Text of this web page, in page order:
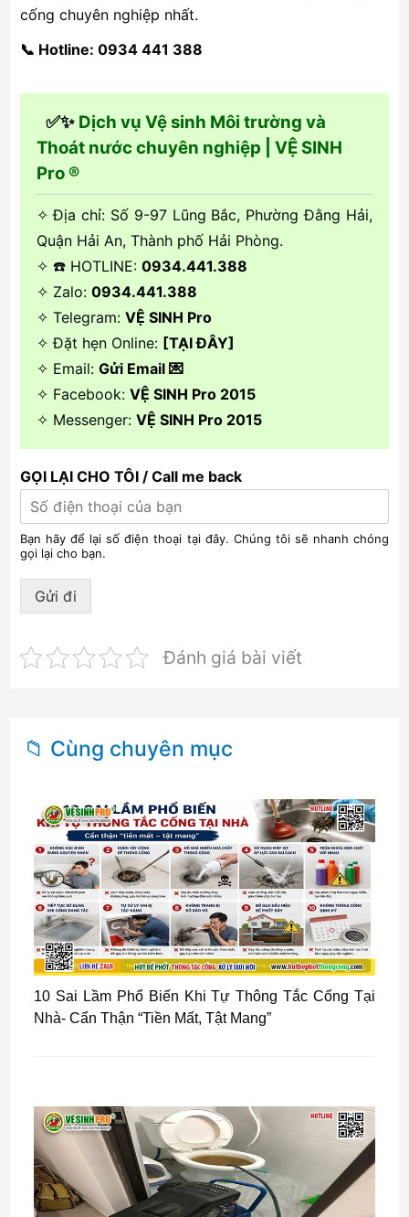
cống chuyên nghiệp nhất.
📞 Hotline: 0934 441 388
✅✨ Dịch vụ Vệ sinh Môi trường và
Thoát nước chuyên nghiệp | VỆ SINH
Pro ®
✧ Địa chỉ: Số 9-97 Lũng Bắc, Phường Đằng Hải,
Quận Hải An, Thành phố Hải Phòng.
✧ ☎️ HOTLINE: 0934.441.388
✧ Zalo: 0934.441.388
✧ Telegram: VỆ SINH Pro
✧ Đặt hẹn Online: [TẠI ĐÂY]
✧ Email: Gửi Email 💌
✧ Facebook: VỆ SINH Pro 2015
✧ Messenger: VỆ SINH Pro 2015
GỌI LẠI CHO TÔI / Call me back
Bạn hãy để lại số điện thoại tại đây. Chúng tôi sẽ nhanh chóng
gọi lại cho bạn.
Gửi đi
Đánh giá bài viết
📁 Cùng chuyên mục
10 Sai Lầm Phổ Biến Khi Tự Thông Tắc Cống Tại
Nhà- Cẩn Thận “Tiền Mất, Tật Mang”